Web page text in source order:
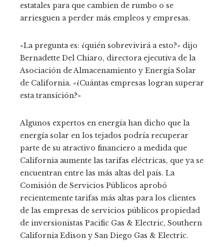
estatales para que cambien de rumbo o se
arriesguen a perder más empleos y empresas.
«La pregunta es: ¿quién sobrevivirá a esto?» dijo
Bernadette Del Chiaro, directora ejecutiva de la
Asociación de Almacenamiento y Energía Solar
de California. «¿Cuántas empresas logran superar
esta transición?»
Algunos expertos en energía han dicho que la
energía solar en los tejados podría recuperar
parte de su atractivo financiero a medida que
California aumente las tarifas eléctricas, que ya se
encuentran entre las más altas del país. La
Comisión de Servicios Públicos aprobó
recientemente tarifas más altas para los clientes
de las empresas de servicios públicos propiedad
de inversionistas Pacific Gas & Electric, Southern
California Edison y San Diego Gas & Electric.